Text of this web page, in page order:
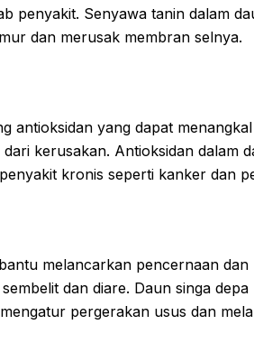
penyakit. Senyawa tanin dalam
dan merusak membran selnya.
antioksidan yang dapat
kerusakan. Antioksidan dalam
kronis seperti kanker dan
melancarkan pencernaan dan
dan diare. Daun singa
pergerakan usus dan